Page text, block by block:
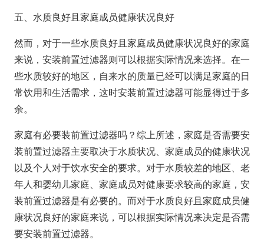
五、水质良好且家庭成员健康状况良好
然而，对于一些水质良好且家庭成员健康状况良好的家庭
来说，安装前置过滤器则可以根据实际情况来选择。在一
些水质较好的地区，自来水的质量已经可以满足家庭的日
常饮用和生活需求，这时安装前置过滤器可能显得过于多
余。
家庭有必要装前置过滤器吗？综上所述，家庭是否需要安
装前置过滤器主要取决于水质状况、家庭成员的健康状况
以及个人对于饮水安全的要求。对于水质较差的地区、老
年人和婴幼儿家庭、家庭成员对健康要求较高的家庭，安
装前置过滤器是有必要的。而对于水质良好且家庭成员健
康状况良好的家庭来说，可以根据实际情况来决定是否需
要安装前置过滤器。